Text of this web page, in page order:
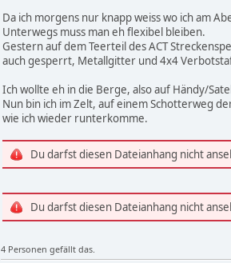
Da ich morgens nur knapp weiss wo ich am
Unterwegs muss man eh flexibel bleiben.
Gestern auf dem Teerteil des ACT
auch gesperrt, Metallgitter und 4x4
Ich wollte eh in die Berge, also auf Händy/
Nun bin ich im Zelt, auf einem Schotterweg
wie ich wieder runterkomme.
Du darfst diesen Dateianhang nicht
Du darfst diesen Dateianhang nicht
4 Personen gefällt das.